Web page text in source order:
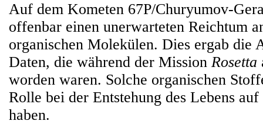
Auf dem Kometen 67P/Churyumov-
offenbar einen unerwarteten Reichtum
organischen Molekülen. Dies ergab die
Daten, die während der Mission Rosetta
worden waren. Solche organischen
Rolle bei der Entstehung des Lebens
haben.